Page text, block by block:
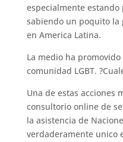
especialmente
sabiendo un poquito la
en America Latina.
La medio ha
comunidad LGBT.
Una de estas acciones
consultorio online de
la asistencia de
verdaderamente unico